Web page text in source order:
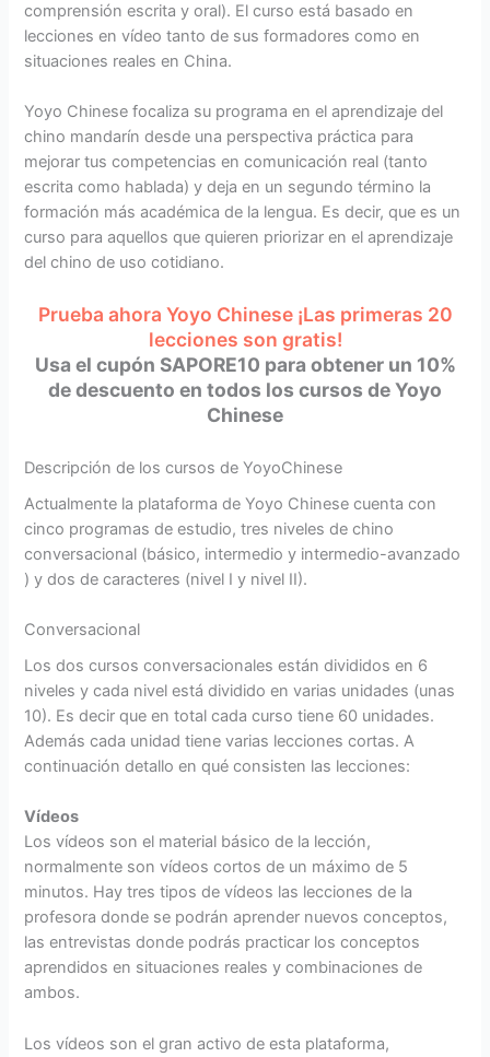
comprensión escrita y oral). El curso está basado en
lecciones en vídeo tanto de sus formadores como en
situaciones reales en China.
Yoyo Chinese focaliza su programa en el aprendizaje del
chino mandarín desde una perspectiva práctica para
mejorar tus competencias en comunicación real (tanto
escrita como hablada) y deja en un segundo término la
formación más académica de la lengua. Es decir, que es un
curso para aquellos que quieren priorizar en el aprendizaje
del chino de uso cotidiano.
Prueba ahora Yoyo Chinese ¡Las primeras 20
lecciones son gratis!
Usa el cupón SAPORE10 para obtener un 10%
de descuento en todos los cursos de Yoyo
Chinese
Descripción de los cursos de YoyoChinese
Actualmente la plataforma de Yoyo Chinese cuenta con
cinco programas de estudio, tres niveles de chino
conversacional (básico, intermedio y intermedio-avanzado
) y dos de caracteres (nivel I y nivel II).
Conversacional
Los dos cursos conversacionales están divididos en 6
niveles y cada nivel está dividido en varias unidades (unas
10). Es decir que en total cada curso tiene 60 unidades.
Además cada unidad tiene varias lecciones cortas. A
continuación detallo en qué consisten las lecciones:
Vídeos
Los vídeos son el material básico de la lección,
normalmente son vídeos cortos de un máximo de 5
minutos. Hay tres tipos de vídeos las lecciones de la
profesora donde se podrán aprender nuevos conceptos,
las entrevistas donde podrás practicar los conceptos
aprendidos en situaciones reales y combinaciones de
ambos.
Los vídeos son el gran activo de esta plataforma,